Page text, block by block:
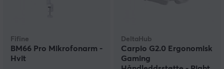
Fifine
BM66 Pro Mikrofonarm -
Hvit
DeltaHub
Carpio G2.0 Ergonomisk
Gaming